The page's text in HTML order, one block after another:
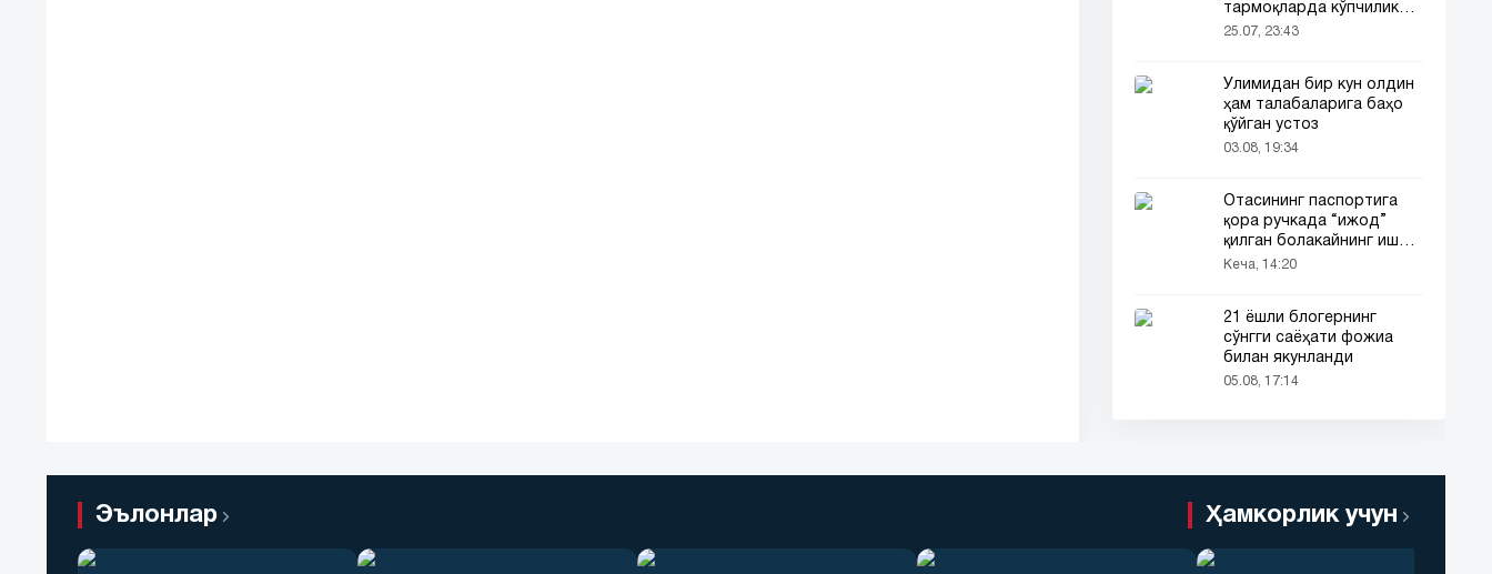
тармоқларда кўпчиликни
таъсирлантирди
25.07, 23:43
Ўлимидан бир кун олдин
ҳам талабаларига баҳо
қўйган устоз
03.08, 19:34
Отасининг паспортига
қора ручкада “ижод”
қилган болакайнинг иши
барчанинг диққатини
Кеча, 14:20
21 ёшли блогернинг
сўнгги саёҳати фожиа
билан якунланди
05.08, 17:14
Эълонлар Ҳамкорлик учун